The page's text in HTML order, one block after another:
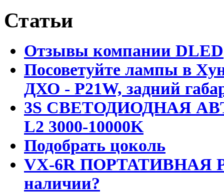
Статьи
Отзывы компании DLED
Посоветуйте лампы в
ДХО - P21W, задний
3S СВЕТОДИОДНАЯ
L2 3000-10000K
Подобрать цоколь
VX-6R ПОРТАТИВНАЯ
наличии?